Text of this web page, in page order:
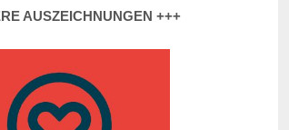
AUSZEICHNUNGEN +++